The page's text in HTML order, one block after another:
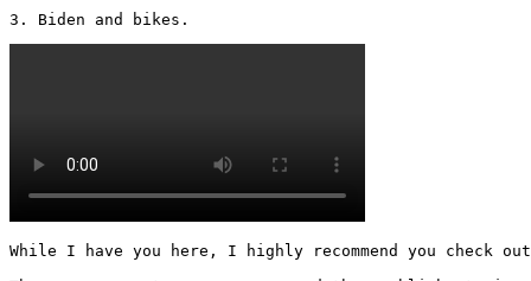
3. Biden and bikes.
While I have you here, I highly recommend you check